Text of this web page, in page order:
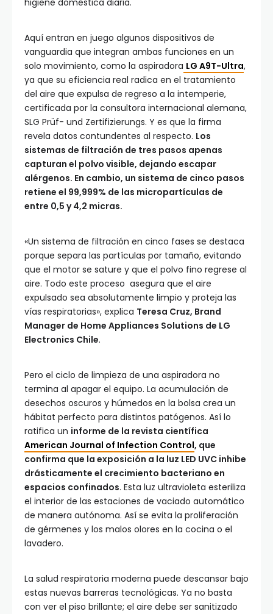
higiene doméstica diaria.
Aquí entran en juego algunos dispositivos de
vanguardia que integran ambas funciones en un
solo movimiento, como la aspiradora LG A9T-Ultra,
ya que su eficiencia real radica en el tratamiento
del aire que expulsa de regreso a la intemperie,
certificada por la consultora internacional alemana,
SLG Prüf- und Zertifizierungs. Y es que la firma
revela datos contundentes al respecto. Los
sistemas de filtración de tres pasos apenas
capturan el polvo visible, dejando escapar
alérgenos. En cambio, un sistema de cinco pasos
retiene el 99,999% de las micropartículas de
entre 0,5 y 4,2 micras.
«Un sistema de filtración en cinco fases se destaca
porque separa las partículas por tamaño, evitando
que el motor se sature y que el polvo fino regrese al
aire. Todo este proceso asegura que el aire
expulsado sea absolutamente limpio y proteja las
vías respiratorias», explica Teresa Cruz, Brand
Manager de Home Appliances Solutions de LG
Electronics Chile.
Pero el ciclo de limpieza de una aspiradora no
termina al apagar el equipo. La acumulación de
desechos oscuros y húmedos en la bolsa crea un
hábitat perfecto para distintos patógenos. Así lo
ratifica un informe de la revista científica
American Journal of Infection Control, que
confirma que la exposición a la luz LED UVC inhibe
drásticamente el crecimiento bacteriano en
espacios confinados. Esta luz ultravioleta esteriliza
el interior de las estaciones de vaciado automático
de manera autónoma. Así se evita la proliferación
de gérmenes y los malos olores en la cocina o el
lavadero.
La salud respiratoria moderna puede descansar bajo
estas nuevas barreras tecnológicas. Ya no basta
con ver el piso brillante; el aire debe ser sanitizado